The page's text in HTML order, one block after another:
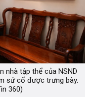
nhà tập thể của NSND
sứ cổ được trưng bày.
360)